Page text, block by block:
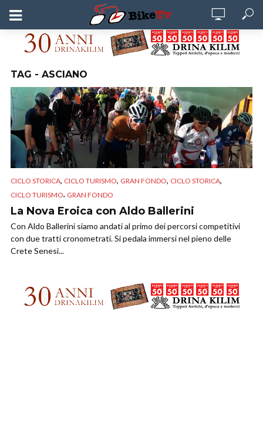
TAG - ASCIANO
CICLO STORICA, CICLO TURISMO, GRAN FONDO, CICLO STORICA,
CICLO TURISMO, GRAN FONDO
La Nova Eroica con Aldo Ballerini
Con Aldo Ballerini siamo andati al primo dei percorsi competitivi
con due tratti cronometrati. Si pedala immersi nel pieno delle
Crete Senesi...